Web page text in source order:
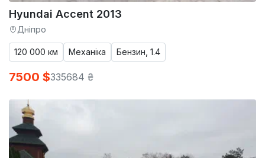
Hyundai Accent 2013
Дніпро
120 000 км Механіка Бензин, 1.4
7500 $335684 ₴